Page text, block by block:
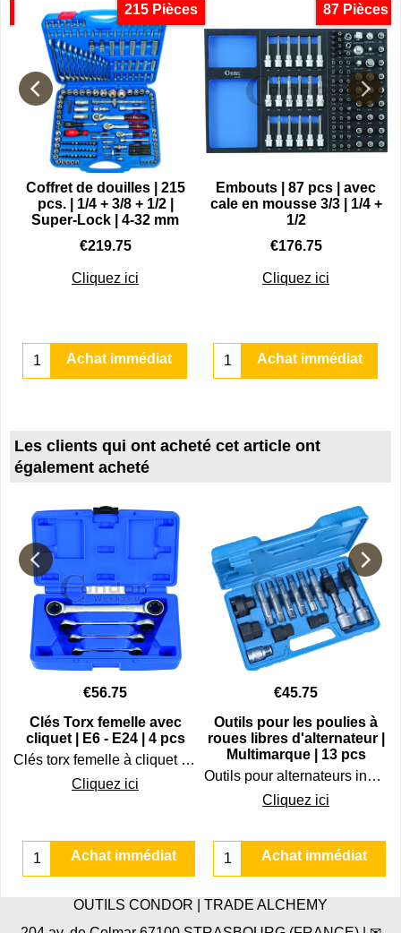
215 Pièces
Coffret de douilles | 215
pcs. | 1/4 + 3/8 + 1/2 |
Super-Lock | 4-32 mm
€219.75
Cliquez ici
Achat immédiat
87 Pièces
Embouts | 87 pcs | avec
cale en mousse 3/3 | 1/4 +
1/2
€176.75
Cliquez ici
Achat immédiat
Les clients qui ont acheté cet article ont
également acheté
€56.75
Clés Torx femelle avec
cliquet | E6 - E24 | 4 pcs
Clés torx femelle à cliquet de E6 à E24 dans solide coffret.
Cliquez ici
Achat immédiat
€45.75
Outils pour les poulies à
roues libres d'alternateur |
Multimarque | 13 pcs
Outils pour alternateurs indispensables pour les compresseurs de climatisation. Spécialement conçus pour le montage de poulie à roue libre.
Cliquez ici
Achat immédiat
OUTILS CONDOR | TRADE ALCHEMY